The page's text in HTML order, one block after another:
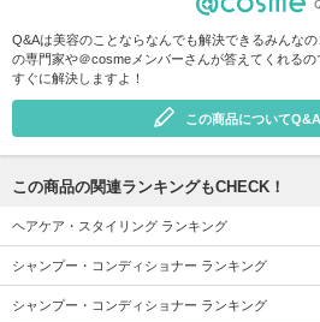
Q&Aは美容のことならなんでも解決できるみんな
の専門家や＠cosmeメンバーさんが答えてくれる
すぐに解決しますよ！
この商品について
この商品の関連ランキングもCHECK！
ヘアケア・スタイリング ランキング
シャンプー・コンディショナー ランキング
シャンプー・コンディショナー ランキング